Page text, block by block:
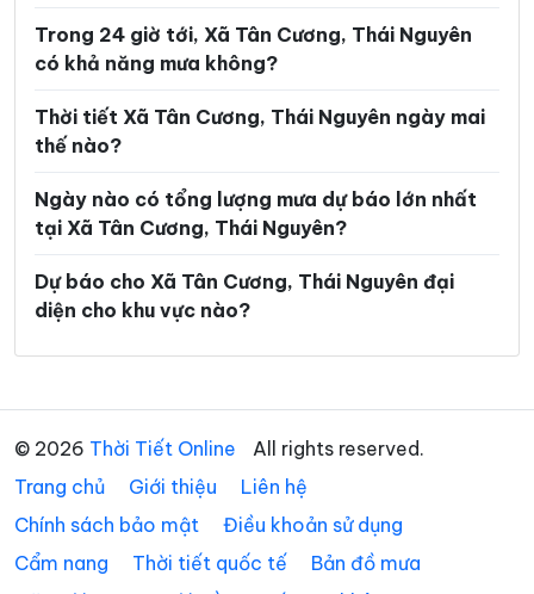
Xã Nghiên Loan
Xã Phong Quang Xã Phú Bình
Xã Phú Đình
Xã Phú Lương Xã Phú Thịnh
Xã Phủ Thông Xã Phú Xuyên
Xã Phúc Lộc Xã Phượng Tiến
Xã Tân Khánh Xã Tân Kỳ
Xã Tân Thành Xã Thần Sa
Xã Thành Công Xã Thanh Mai
Xã Thanh Thịnh Xã Thượng Minh
Trong 24 giờ tới, Xã Tân Cương, Thái Nguyên
có khả năng mưa không?
Thời tiết Xã Tân Cương, Thái Nguyên ngày mai
thế nào?
Ngày nào có tổng lượng mưa dự báo lớn nhất
tại Xã Tân Cương, Thái Nguyên?
Dự báo cho Xã Tân Cương, Thái Nguyên đại
diện cho khu vực nào?
© 2026 Thời Tiết Online
All rights reserved.
Trang chủ
Giới thiệu
Liên hệ
Chính sách bảo mật
Điều khoản sử dụng
Cẩm nang
Thời tiết quốc tế
Bản đồ mưa